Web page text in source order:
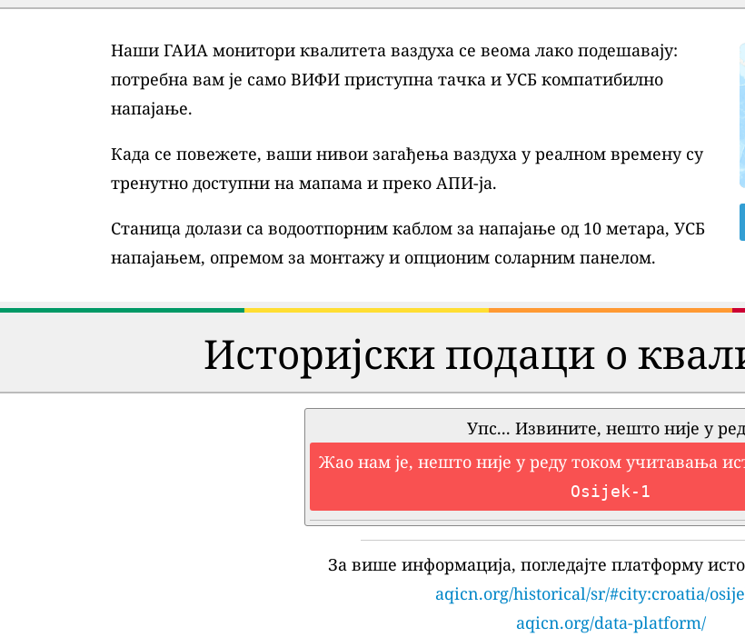
Наши ГАИА монитори квалитета ваздуха се веома лако подешавају:
потребна вам је само ВИФИ приступна тачка и УСБ компатибилно
напајање.
Када се повежете, ваши нивои загађења ваздуха у реалном времену су
тренутно доступни на мапама и преко АПИ-ја.
Станица долази са водоотпорним каблом за напајање од 10 метара, УСБ
напајањем, опремом за монтажу и опционим соларним панелом.
Историјски подаци о
Упс... Извините, нешто није у
Жао нам је, нешто није у реду током учитавања
Osijek-1
За више информација, погледајте платформу
aqicn.org/historical/sr/#city:croatia/
aqicn.org/data-platform/